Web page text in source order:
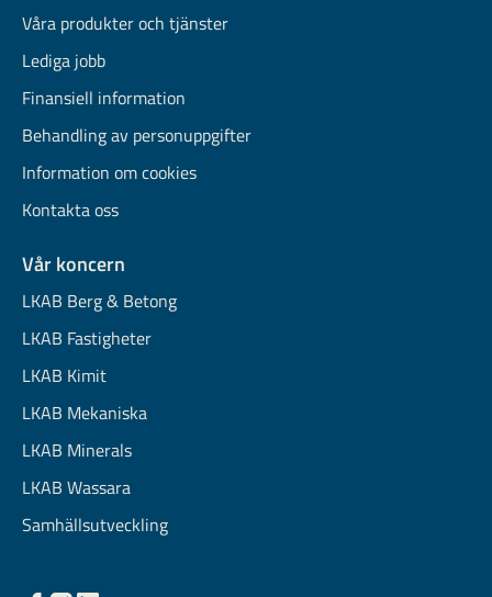
Våra produkter och tjänster
Lediga jobb
Finansiell information
Behandling av personuppgifter
Information om cookies
Kontakta oss
Vår koncern
LKAB Berg & Betong
LKAB Fastigheter
LKAB Kimit
LKAB Mekaniska
LKAB Minerals
LKAB Wassara
Samhällsutveckling